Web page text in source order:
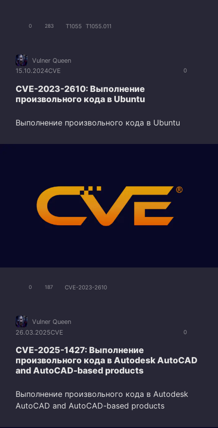
0 283 T1055 T1055.011
0
Vulner Queen
15.10.2024CVE
CVE-2023-2610: Выполнение
произвольного кода в Ubuntu
Выполнение произвольного кода в Ubuntu
0 187 CVE-2023-2610
0
Vulner Queen
26.03.2025CVE
CVE-2025-1427: Выполнение
произвольного кода в Autodesk AutoCAD
and AutoCAD-based products
Выполнение произвольного кода в Autodesk
AutoCAD and AutoCAD-based products